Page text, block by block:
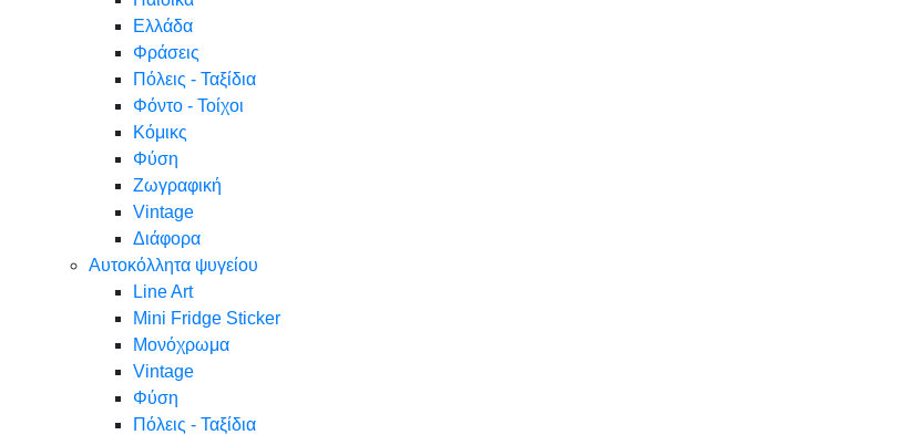
Ελλάδα
Φράσεις
Πόλεις - Ταξίδια
Φόντο - Τοίχοι
Κόμικς
Φύση
Ζωγραφική
Vintage
Διάφορα
Αυτοκόλλητα ψυγείου
Line Art
Mini Fridge Sticker
Μονόχρωμα
Vintage
Φύση
Πόλεις - Ταξίδια